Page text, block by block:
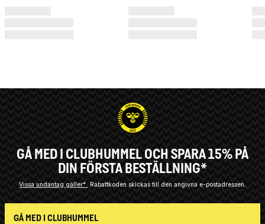
GÅ MED I CLUBHUMMEL OCH SPARA 15% PÅ
DIN FÖRSTA BESTÄLLNING*
Vissa undantag gäller* Rabattkoden skickas till den angivna e-postadressen.
GÅ MED I CLUBHUMMEL